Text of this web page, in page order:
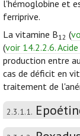
l'hémoglobine et
ferriprive.
La vitamine B12 (
(voir 14.2.2.6.
production entre
cas de déficit en
traitement de
2.3.1.1.